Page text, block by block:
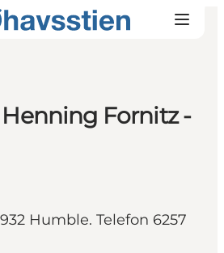
Fornitz -
Humble. Telefon 6257